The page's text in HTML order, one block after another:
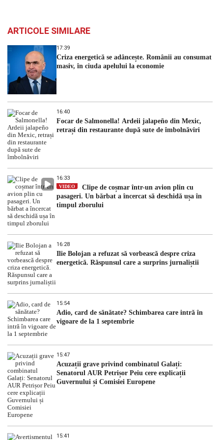
ARTICOLE SIMILARE
17:39
Criza energetică se adâncește. Românii au consumat
masiv, în ciuda apelului la economie
16:40
Focar de Salmonella! Ardeii jalapeño din Mexic,
retrași din restaurante după sute de îmbolnăviri
16:33
VIDEO
Clipe de coșmar într-un avion plin cu
pasageri. Un bărbat a încercat să deschidă ușa în
timpul zborului
16:28
Ilie Bolojan a refuzat să vorbească despre criza
energetică. Răspunsul care a surprins jurnaliștii
15:54
Adio, card de sănătate? Schimbarea care intră în
vigoare de la 1 septembrie
15:47
Acuzații grave privind combinatul Galați:
Senatorul AUR Petrișor Peiu cere explicații
Guvernului și Comisiei Europene
15:41